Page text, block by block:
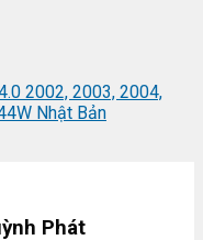
2002, 2003, 2004,
Nhật Bản
Phát